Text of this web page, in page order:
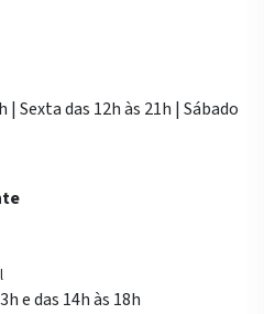
| Sexta das 12h às 21h | Sábado
e das 14h às 18h